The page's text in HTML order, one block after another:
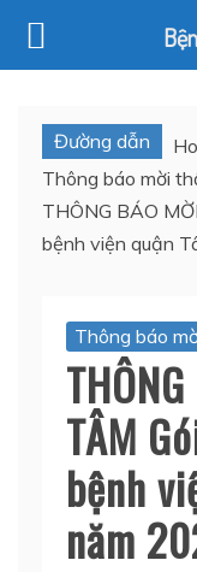
contentĐường dẫn
Thông báo mời
THÔNG BÁO
bệnh viện quận
Thông báo
TÂM
bệnh
năm